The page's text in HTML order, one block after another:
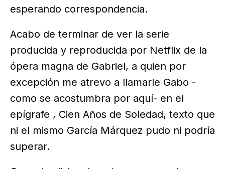
esperando correspondencia.
Acabo de terminar de ver la serie
producida y reproducida por Netflix de la
ópera magna de Gabriel, a quien por
excepción me atrevo a llamarle Gabo -
como se acostumbra por aquí- en el
epígrafe , Cien Años de Soledad, texto que
ni el mismo García Márquez pudo ni podría
superar.